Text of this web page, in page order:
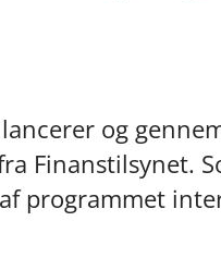
og
Finanstilsynet.
programmet